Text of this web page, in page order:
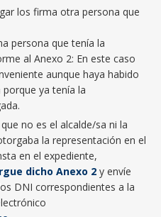
los firma otra persona que
persona que tenía la
al Anexo 2: En este caso
aunque haya habido
ya tenía la
no es el alcalde/sa ni la
la representación en el
en el expediente,
dicho Anexo 2 y envíe
DNI correspondientes a la